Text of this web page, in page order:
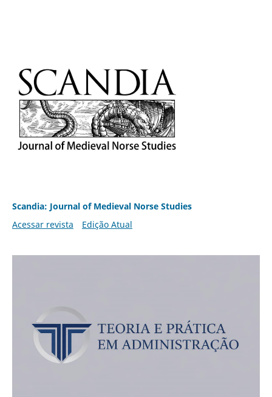
Scandia: Journal of Medieval Norse Studies
Acessar revista
Edição Atual